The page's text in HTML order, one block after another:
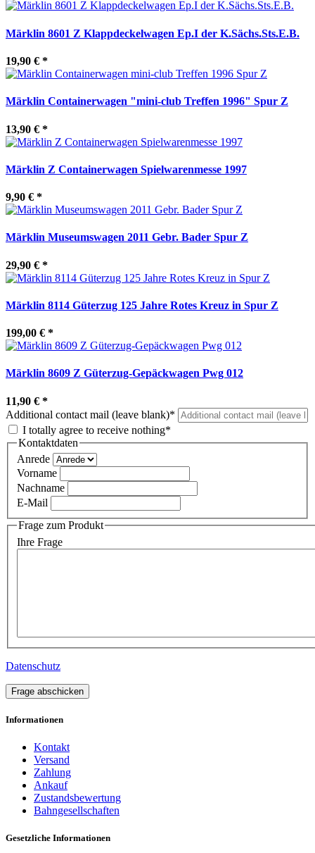
Märklin 8601 Z Klappdeckelwagen Ep.I der K.Sächs.Sts.E.B.
19,90 € *
Märklin Containerwagen "mini-club Treffen 1996" Spur Z
13,90 € *
Märklin Z Containerwagen Spielwarenmesse 1997
9,90 € *
Märklin Museumswagen 2011 Gebr. Bader Spur Z
29,90 € *
Märklin 8114 Güterzug 125 Jahre Rotes Kreuz in Spur Z
199,00 € *
Märklin 8609 Z Güterzug-Gepäckwagen Pwg 012
11,90 € *
Additional contact mail (leave blank)*
I totally agree to receive nothing*
Kontaktdaten
Anrede
Vorname
Nachname
E-Mail
Frage zum Produkt
Ihre Frage
Datenschutz
Frage abschicken
Informationen
Kontakt
Versand
Zahlung
Ankauf
Zustandsbewertung
Bahngesellschaften
Gesetzliche Informationen